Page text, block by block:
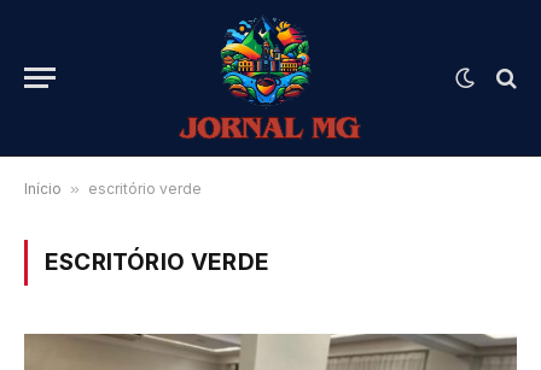
Início » escritório verde
ESCRITÓRIO VERDE